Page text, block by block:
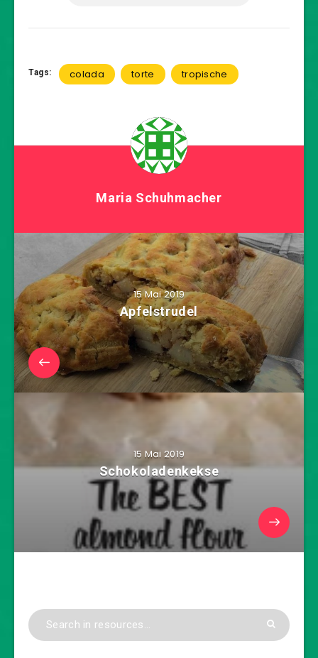
Tags: colada torte tropische
Maria Schuhmacher
15 Mai 2019
Apfelstrudel
15 Mai 2019
Schokoladenkekse